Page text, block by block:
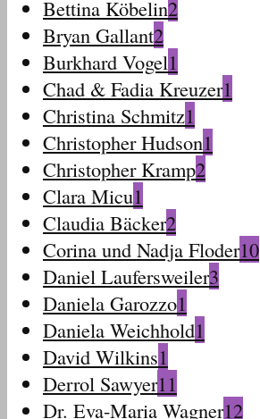
Bettina Köbelin2
Bryan Gallant2
Burkhard Vogel1
Chad & Fadia Kreuzer1
Christina Schmitz1
Christopher Hudson1
Christopher Kramp2
Clara Micu1
Claudia Bäcker2
Corina und Nadja Floder10
Daniel Laufersweiler3
Daniela Garozzo1
Daniela Weichhold1
David Wilkins1
Derrol Sawyer11
Dr. Eva-Maria Wagner12